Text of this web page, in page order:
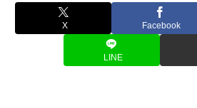
X Facebook
LINE